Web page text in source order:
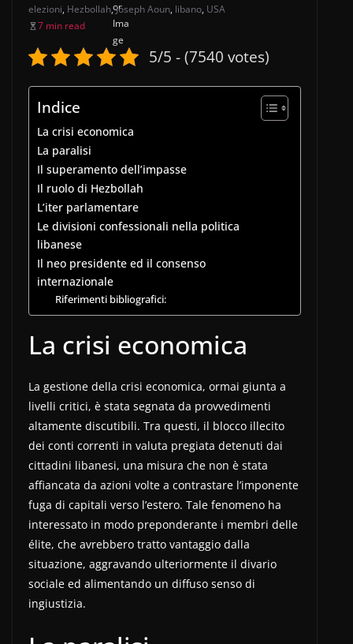
elezioni, Hezbollah,Joseph Aoun, libano, USA
7 min read
5/5 - (7540 votes)
Indice
La crisi economica
La paralisi
Il superamento dell’impasse
Il ruolo di Hezbollah
L’iter parlamentare
Le divisioni confessionali nella politica
libanese
Il neo presidente ed il consenso
internazionale
Riferimenti bibliografici:
La crisi economica
La gestione della crisi economica, ormai giunta a
livelli critici, è stata segnata da provvedimenti
altamente discutibili. Tra questi, il blocco illecito
dei conti correnti in valuta pregiata detenuti dai
cittadini libanesi, una misura che non è stata
affiancata da azioni volte a contrastare l’imponente
fuga di capitali verso l’estero. Tale fenomeno ha
interessato in modo preponderante i membri delle
élite, che avrebbero tratto vantaggio dalla
situazione, aggravando ulteriormente il divario
sociale ed alimentando un diffuso senso di
ingiustizia.